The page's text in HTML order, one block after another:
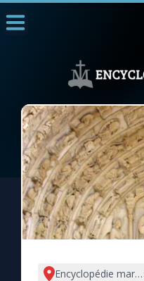
1000 Raisons de
L'actualité de la
La chaîne Youtube
La newsletter
Encyclopédie